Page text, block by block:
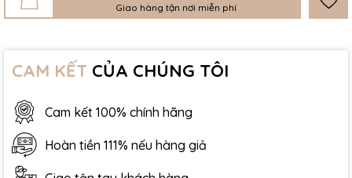
Giao hàng tận nơi miễn phí
CAM KẾT CỦA CHÚNG TÔI
Cam kết 100% chính hãng
Hoàn tiền 111% nếu hàng giả